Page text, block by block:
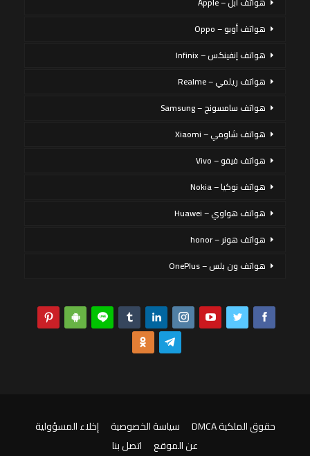
هواتف أوبو – Oppo
هواتف إنفينكس – Infinix
هواتف ريلمي – Realme
هواتف سامسونج – Samsung
هواتف شاومي – Xiaomi
هواتف فيفو – Vivo
هواتف نوكيا – Nokia
هواتف هواوي – Huawei
هواتف هونر – honor
هواتف ون بلس – OnePlus
حقوق الملكية DMCA سياسة الخصوصية
إخلاء المسؤولية
عن الموقع
اتصل بنا